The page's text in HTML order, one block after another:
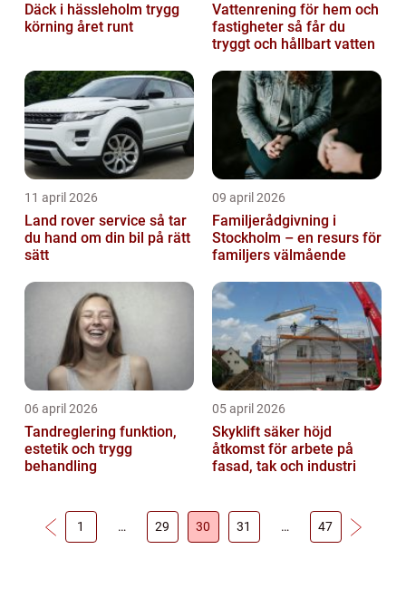
Däck i hässleholm trygg
körning året runt
Vattenrening för hem och
fastigheter så får du
tryggt och hållbart vatten
11 april 2026
Land rover service så tar
du hand om din bil på rätt
sätt
09 april 2026
Familjerådgivning i
Stockholm – en resurs för
familjers välmående
06 april 2026
Tandreglering funktion,
estetik och trygg
behandling
05 april 2026
Skyklift säker höjd
åtkomst för arbete på
fasad, tak och industri
1 … 29 30 31 … 47